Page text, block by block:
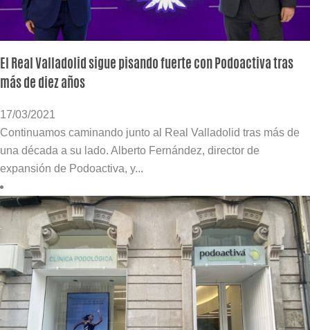
El Real Valladolid sigue pisando fuerte con Podoactiva tras
más de diez años
17/03/2021
Continuamos caminando junto al Real Valladolid tras más de
una década a su lado. Alberto Fernández, director de
expansión de Podoactiva, y...